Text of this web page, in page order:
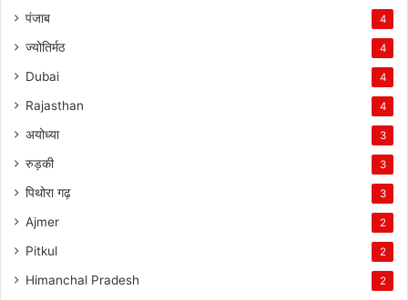
पंजाब 4
ज्योतिर्मठ 4
Dubai 4
Rajasthan 4
अयोध्या 3
रुड़की 3
पिथोरा गढ़ 3
Ajmer 2
Pitkul 2
Himanchal Pradesh 2